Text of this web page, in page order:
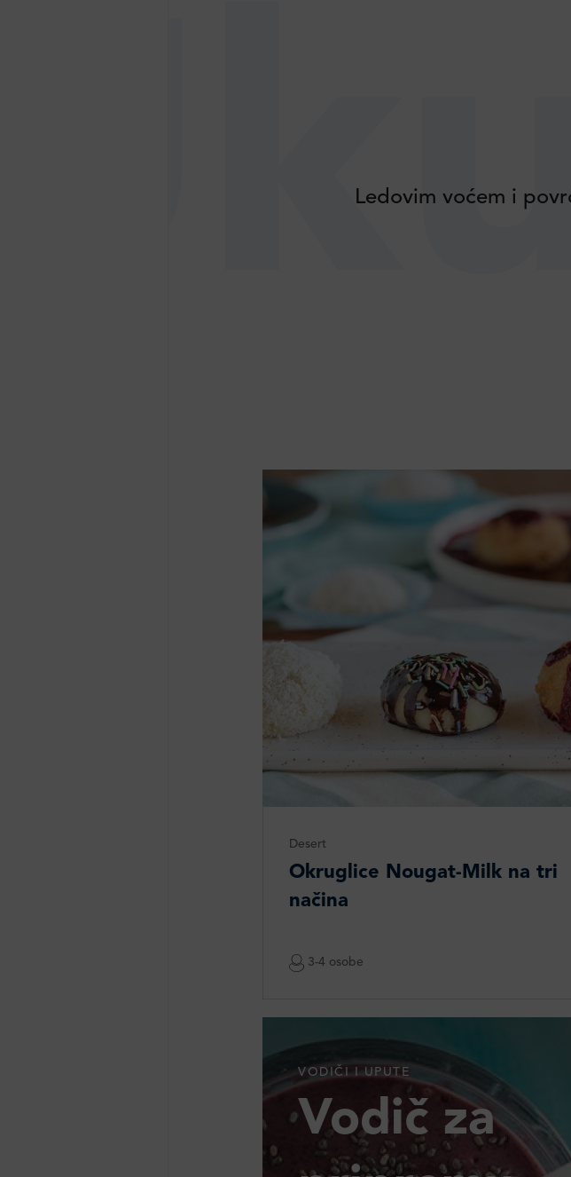
Ledovim voćem i
Desert
Okruglice Nougat-Milk na tri
načina
3-4 osobe
VODIČI I UPUTE
Vodič za